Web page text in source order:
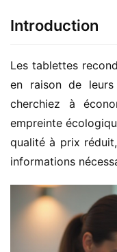
Introduction
Les tablettes
en raison de leurs
cherchiez à
empreinte
qualité à prix
informations